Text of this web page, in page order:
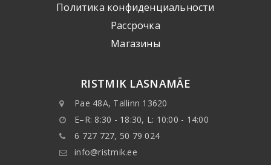
Политика конфиденциальности
Рассрочка
Mагазины
RISTMIK LASNAMÄE
Pae 48A, Tallinn 13620
E–R: 8:30 - 18:30, L: 10:00 - 14:00
6 727 727, 50 79 024
info@ristmik.ee